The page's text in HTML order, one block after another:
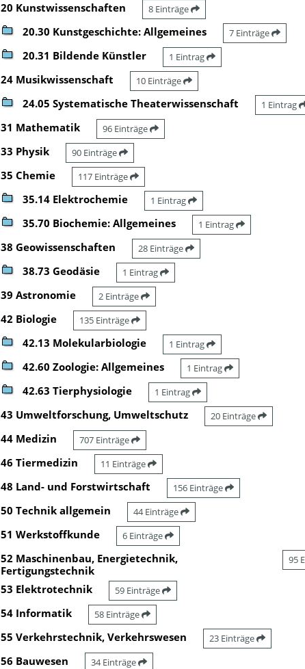
20 Kunstwissenschaften 8 Einträge
20.30 Kunstgeschichte: Allgemeines 7 Einträge
20.31 Bildende Künstler 1 Eintrag
24 Musikwissenschaft 10 Einträge
24.05 Systematische Theaterwissenschaft 1 Eintrag
31 Mathematik 96 Einträge
33 Physik 90 Einträge
35 Chemie 117 Einträge
35.14 Elektrochemie 1 Eintrag
35.70 Biochemie: Allgemeines 1 Eintrag
38 Geowissenschaften 28 Einträge
38.73 Geodäsie 1 Eintrag
39 Astronomie 2 Einträge
42 Biologie 135 Einträge
42.13 Molekularbiologie 1 Eintrag
42.60 Zoologie: Allgemeines 1 Eintrag
42.63 Tierphysiologie 1 Eintrag
43 Umweltforschung, Umweltschutz 20 Einträge
44 Medizin 707 Einträge
46 Tiermedizin 11 Einträge
48 Land- und Forstwirtschaft 156 Einträge
50 Technik allgemein 44 Einträge
51 Werkstoffkunde 6 Einträge
52 Maschinenbau, Energietechnik,
Fertigungstechnik
95
53 Elektrotechnik 59 Einträge
54 Informatik 58 Einträge
55 Verkehrstechnik, Verkehrswesen 23 Einträge
56 Bauwesen 34 Einträge